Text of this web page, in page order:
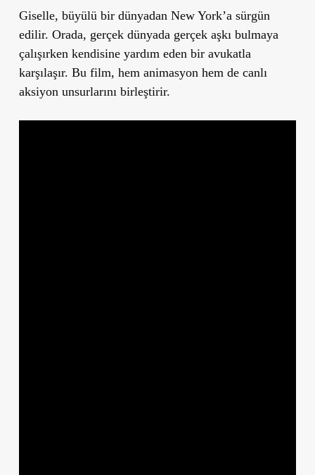
Giselle, büyülü bir dünyadan New York’a sürgün
edilir. Orada, gerçek dünyada gerçek aşkı bulmaya
çalışırken kendisine yardım eden bir avukatla
karşılaşır. Bu film, hem animasyon hem de canlı
aksiyon unsurlarını birleştirir.